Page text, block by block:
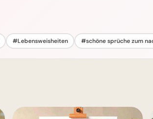
#Lebensweisheiten #schöne sprüche zum